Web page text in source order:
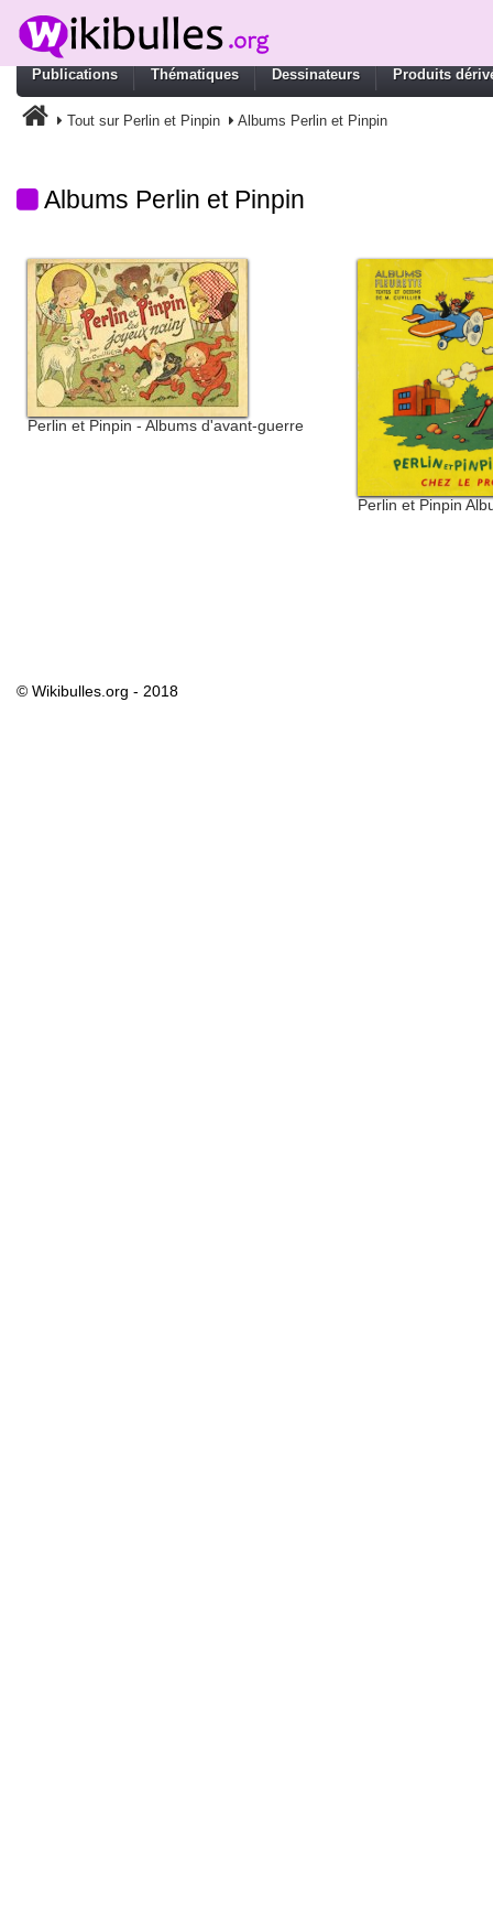
Publications Thématiques Dessinateurs Produits
Tout sur Perlin et Pinpin Albums Perlin et Pinpin
Albums Perlin et Pinpin
Perlin et Pinpin - Albums d'avant-guerre
Perlin et Pinpin
© Wikibulles.org - 2018